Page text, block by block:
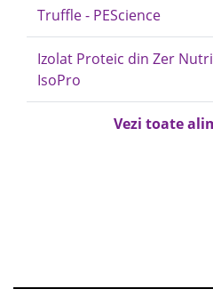
Truffle - PEScience
Izolat Proteic din Zer
IsoPro
Vezi toate